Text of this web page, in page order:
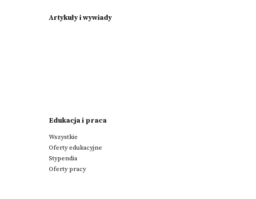
Artykuły i wywiady
Edukacja i praca
Wszystkie
Oferty edukacyjne
Stypendia
Oferty pracy